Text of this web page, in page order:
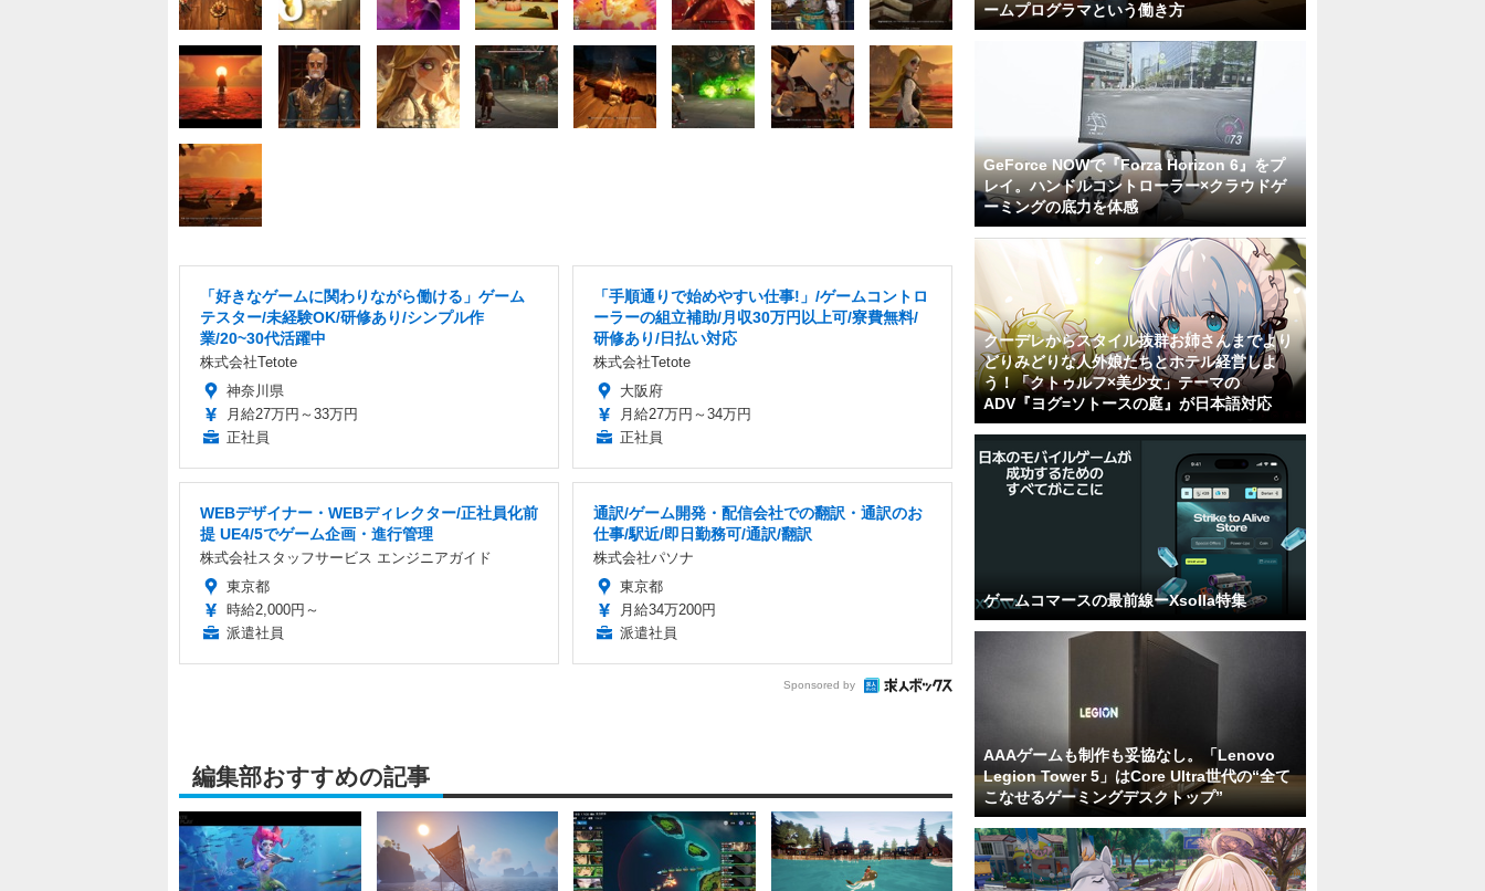
「好きなゲームに関わりながら働ける」ゲーム
テスター/未経験OK/研修あり/シンプル作
業/20~30代活躍中
株式会社Tetote
神奈川県
月給27万円～33万円
正社員
「手順通りで始めやすい仕事!」/ゲームコントロ
ーラーの組立補助/月収30万円以上可/寮費無料/
研修あり/日払い対応
株式会社Tetote
大阪府
月給27万円～34万円
正社員
WEBデザイナー・WEBディレクター/正社員化前
提 UE4/5でゲーム企画・進行管理
株式会社スタッフサービス エンジニアガイド
東京都
時給2,000円～
派遣社員
通訳/ゲーム開発・配信会社での翻訳・通訳のお
仕事/駅近/即日勤務可/通訳/翻訳
株式会社パソナ
東京都
月給34万200円
派遣社員
Sponsored by
編集部おすすめの記事
ームプログラマという働き方
GeForce NOWで『Forza Horizon 6』をプ
レイ。ハンドルコントローラー×クラウドゲ
ーミングの底力を体感
クーデレからスタイル抜群お姉さんまでより
どりみどりな人外娘たちとホテル経営しよ
う！「クトゥルフ×美少女」テーマの
ADV『ヨグ=ソトースの庭』が日本語対応
ゲームコマースの最前線ーXsolla特集
AAAゲームも制作も妥協なし。「Lenovo
Legion Tower 5」はCore Ultra世代の“全て
こなせるゲーミングデスクトップ”